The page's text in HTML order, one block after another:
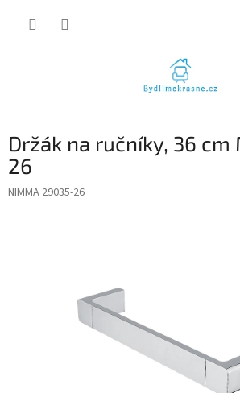
Držák na ručníky, 36 cm
26
NIMMA 29035-26